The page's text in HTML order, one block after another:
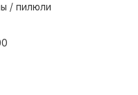
/ пилюли